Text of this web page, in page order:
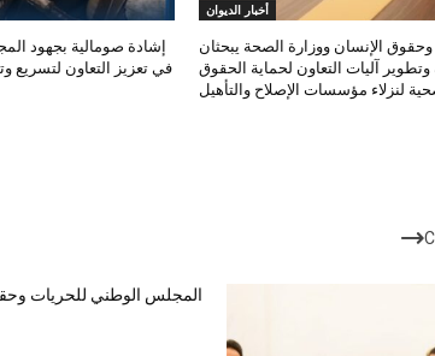
أخبار الديوان
الإنسان ووزارة الصحة يبحثان
آليات التعاون لحماية الحقوق
لنزلاء مؤسسات الإصلاح والتأهيل
إشادة صومالية بجهود
في تعزيز التعاون لتسريع
المجلس الوطني للحريات